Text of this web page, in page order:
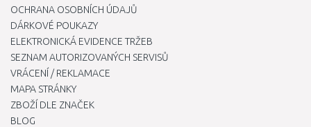
OCHRANA OSOBNÍCH ÚDAJŮ
DÁRKOVÉ POUKAZY
ELEKTRONICKÁ EVIDENCE TRŽEB
SEZNAM AUTORIZOVANÝCH SERVISŮ
VRÁCENÍ / REKLAMACE
MAPA STRÁNKY
ZBOŽÍ DLE ZNAČEK
BLOG